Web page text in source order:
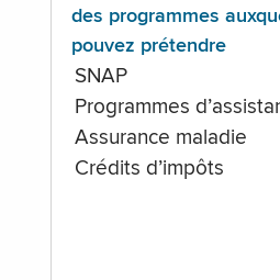
des programmes
pouvez prétendre
SNAP
Programmes
Assurance maladie
Crédits d’impôts